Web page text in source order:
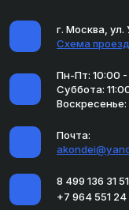
г. Москва, ул.
Схема
Пн-Пт: 10:00
Суббота:
Почта:
8 499 136 31 51
+7 964 551